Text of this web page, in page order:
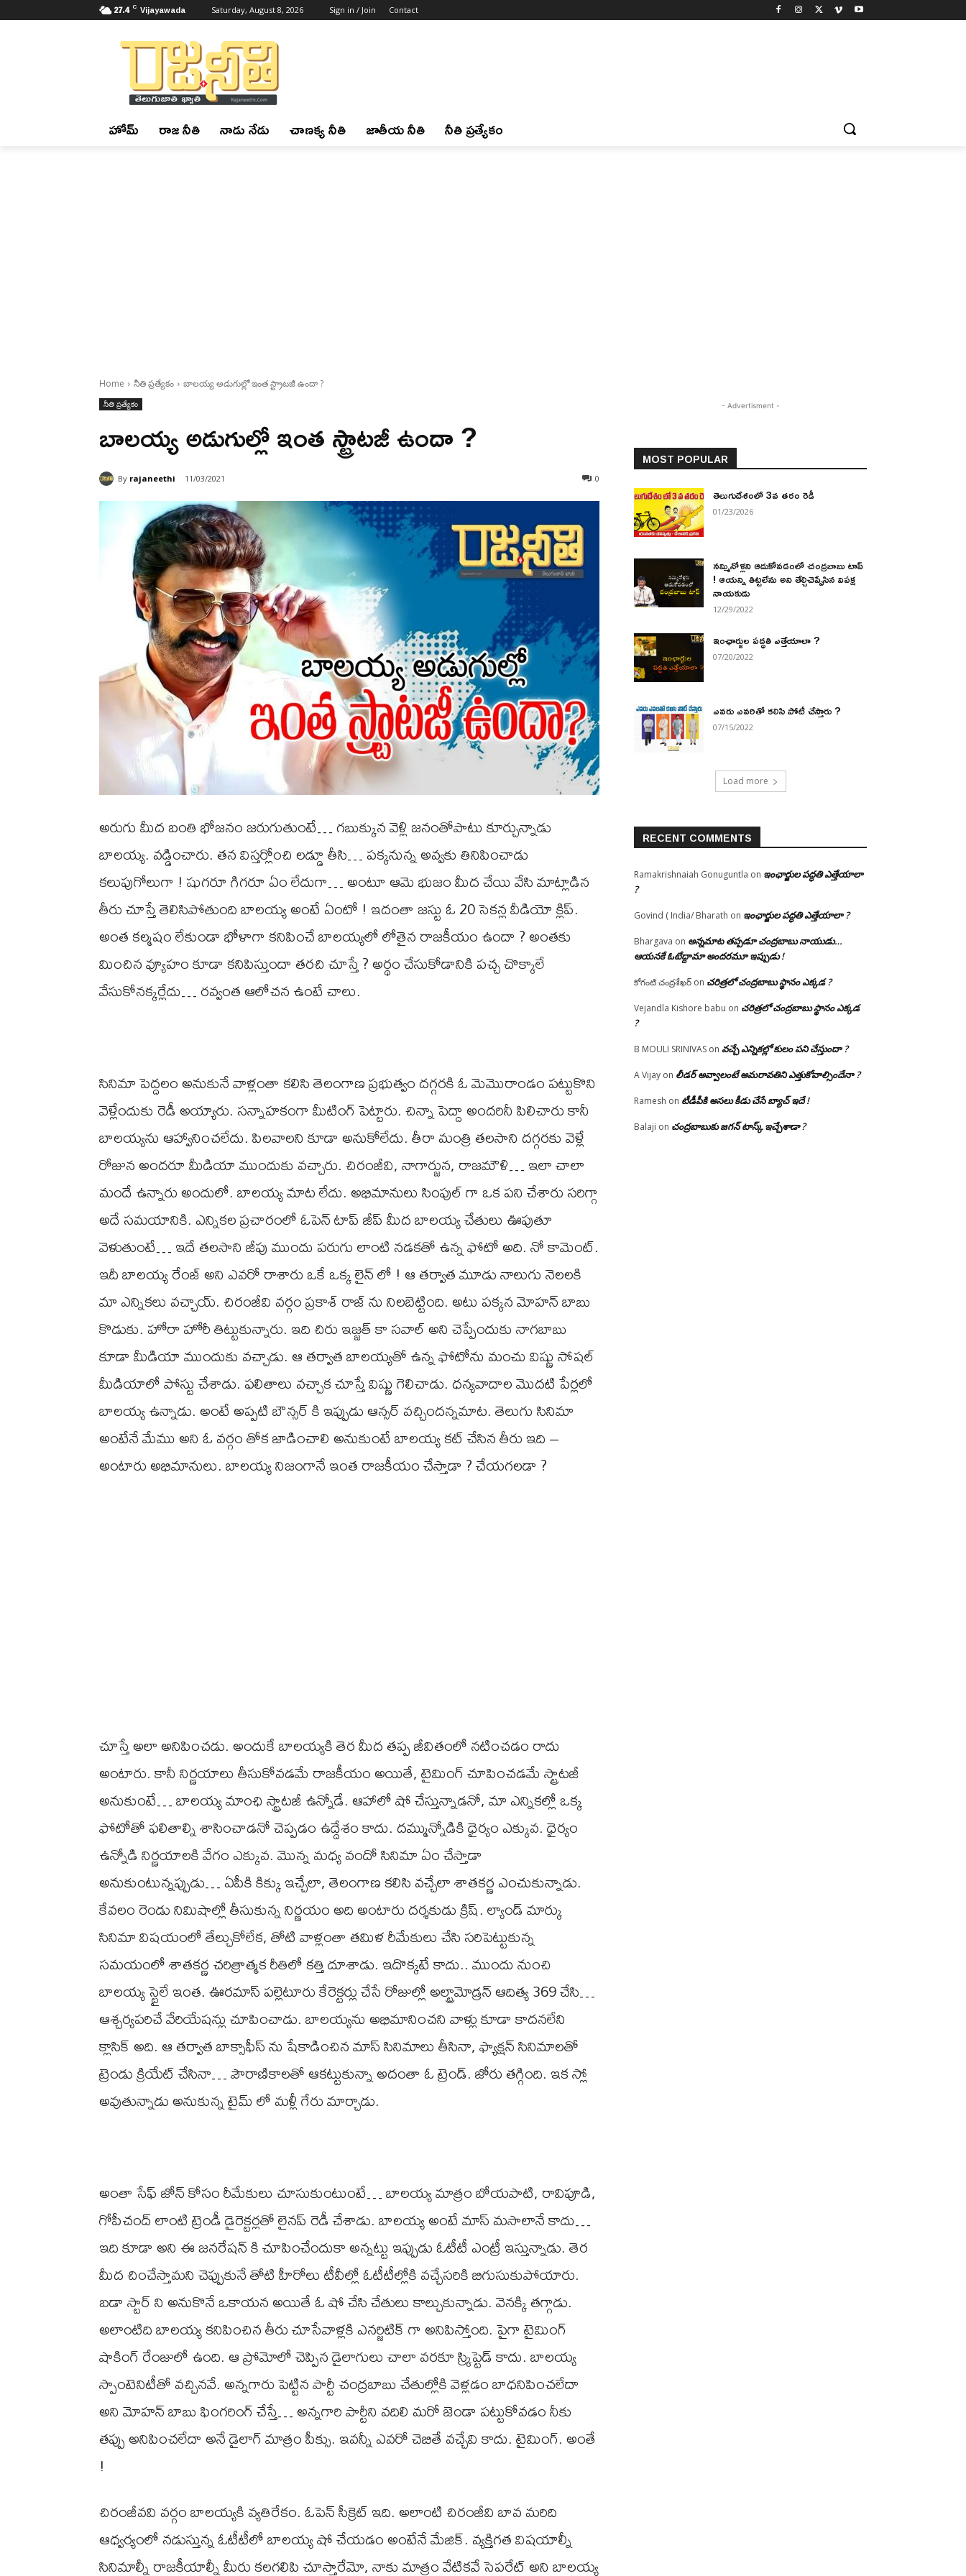
27.4 C Vijayawada Saturday, August 8, 2026 Sign in / Join Contact
హోమ్ రాజ నీతి నాడు నేడు చాణక్య నీతి జాతీయ నీతి నీతి ప్రత్యేకం
Home నీతి ప్రత్యేకం బాలయ్య అడుగుల్లో ఇంత స్ట్రాటజీ ఉందా ?
నీతి ప్రత్యేకం
బాలయ్య అడుగుల్లో ఇంత స్ట్రాటజీ ఉందా ?
By rajaneethi 11/03/2021 0
అరుగు మీద బంతి భోజనం జరుగుతుంటే… గబుక్కున వెళ్లి జనంతోపాటు కూర్చున్నాడు
బాలయ్య. వడ్డించారు. తన విస్తర్లోంచి లడ్డూ తీసి… పక్కనున్న అవ్వకు తినిపించాడు
కలుపుగోలుగా ! షుగరూ గిగరూ ఏం లేదుగా… అంటూ ఆమె భుజం మీద చేయి వేసి మాట్లాడిన
తీరు చూస్తే తెలిసిపోతుంది బాలయ్య అంటే ఏంటో ! ఇదంతా జస్టు ఓ 20 సెకన్ల వీడియో క్లిప్.
అంత కల్మషం లేకుండా భోళాగా కనిపించే బాలయ్యలో లోతైన రాజకీయం ఉందా ? అంతకు
మించిన వ్యూహం కూడా కనిపిస్తుందా తరచి చూస్తే ? అర్థం చేసుకోడానికి పచ్చ చొక్కాలే
వేసుకోనక్కర్లేదు… రవ్వంత ఆలోచన ఉంటే చాలు.
సినిమా పెద్దలం అనుకునే వాళ్లంతా కలిసి తెలంగాణ ప్రభుత్వం దగ్గరకి ఓ మెమొరాండం పట్టుకొని
వెళ్లేందుకు రెడీ అయ్యారు. సన్నాహకంగా మీటింగ్ పెట్టారు. చిన్నా పెద్దా అందరినీ పిలిచారు కానీ
బాలయ్యను ఆహ్వానించలేదు. పిలవాలని కూడా అనుకోలేదు. తీరా మంత్రి తలసాని దగ్గరకు వెళ్లే
రోజున అందరూ మీడియా ముందుకు వచ్చారు. చిరంజీవి, నాగార్జున, రాజమౌళి… ఇలా చాలా
మందే ఉన్నారు అందులో. బాలయ్య మాట లేదు. అభిమానులు సింపుల్ గా ఒక పని చేశారు సరిగ్గా
అదే సమయానికి. ఎన్నికల ప్రచారంలో ఓపెన్ టాప్ జీప్ మీద బాలయ్య చేతులు ఊపుతూ
వెళుతుంటే… ఇదే తలసాని జీపు ముందు పరుగు లాంటి నడకతో ఉన్న ఫోటో అది. నో కామెంట్.
ఇదీ బాలయ్య రేంజ్ అని ఎవరో రాశారు ఒకే ఒక్క లైన్ లో ! ఆ తర్వాత మూడు నాలుగు నెలలకి
మా ఎన్నికలు వచ్చాయ్. చిరంజీవి వర్గం ప్రకాశ్ రాజ్ ను నిలబెట్టింది. అటు పక్కన మోహన్ బాబు
కొడుకు. హోరా హోరీ తిట్టుకున్నారు. ఇది చిరు ఇజ్జత్ కా సవాల్ అని చెప్పేందుకు నాగబాబు
కూడా మీడియా ముందుకు వచ్చాడు. ఆ తర్వాత బాలయ్యతో ఉన్న ఫోటోను మంచు విష్ణు సోషల్
మీడియాలో పోస్టు చేశాడు. ఫలితాలు వచ్చాక చూస్తే విష్ణు గెలిచాడు. ధన్యవాదాల మొదటి పేర్లలో
బాలయ్య ఉన్నాడు. అంటే అప్పటి బౌన్సర్ కి ఇప్పుడు ఆన్సర్ వచ్చిందన్నమాట. తెలుగు సినిమా
అంటేనే మేము అని ఓ వర్గం తోక జాడించాలి అనుకుంటే బాలయ్య కట్ చేసిన తీరు ఇది –
అంటారు అభిమానులు. బాలయ్య నిజంగానే ఇంత రాజకీయం చేస్తాడా ? చేయగలడా ?
చూస్తే అలా అనిపించడు. అందుకే బాలయ్యకి తెర మీద తప్ప జీవితంలో నటించడం రాదు
అంటారు. కానీ నిర్ణయాలు తీసుకోవడమే రాజకీయం అయితే, టైమింగ్ చూపించడమే స్ట్రాటజీ
అనుకుంటే… బాలయ్య మాంఛి స్ట్రాటజీ ఉన్నోడే. ఆహాలో షో చేస్తున్నాడనో, మా ఎన్నికల్లో ఒక్క
ఫోటోతో ఫలితాల్ని శాసించాడనో చెప్పడం ఉద్దేశం కాదు. దమ్మున్నోడికి ధైర్యం ఎక్కువ. ధైర్యం
ఉన్నోడి నిర్ణయాలకి వేగం ఎక్కువ. మొన్న మధ్య వందో సినిమా ఏం చేస్తాడా
అనుకుంటున్నప్పుడు… ఏపీకి కిక్కు ఇచ్చేలా, తెలంగాణ కలిసి వచ్చేలా శాతకర్ణ ఎంచుకున్నాడు.
కేవలం రెండు నిమిషాల్లో తీసుకున్న నిర్ణయం అది అంటారు దర్శకుడు క్రిష్. ల్యాండ్ మార్కు
సినిమా విషయంలో తేల్చుకోలేక, తోటి వాళ్లంతా తమిళ రీమేకులు చేసి సరిపెట్టుకున్న
సమయంలో శాతకర్ణ చరిత్రాత్మక రీతిలో కత్తి దూశాడు. ఇదొక్కటే కాదు.. ముందు నుంచి
బాలయ్య స్టైలే ఇంత. ఊరమాస్ పల్లెటూరు కేరెక్టర్లు చేసే రోజుల్లో అల్ట్రామోడ్రన్ ఆదిత్య 369 చేసి…
ఆశ్చర్యపరిచే వేరియేషన్లు చూపించాడు. బాలయ్యను అభిమానించని వాళ్లు కూడా కాదనలేని
క్లాసిక్ అది. ఆ తర్వాత బాక్సాఫీస్ ను షేకాడించిన మాస్ సినిమాలు తీసినా, ఫ్యాక్షన్ సినిమాలతో
ట్రెండు క్రియేట్ చేసినా… పౌరాణికాలతో ఆకట్టుకున్నా అదంతా ఓ ట్రెండ్. జోరు తగ్గింది. ఇక స్లో
అవుతున్నాడు అనుకున్న టైమ్ లో మళ్లీ గేరు మార్చాడు.
అంతా సేఫ్ జోన్ కోసం రీమేకులు చూసుకుంటుంటే… బాలయ్య మాత్రం బోయపాటి, రావిపూడి,
గోపీచంద్ లాంటి ట్రెండీ డైరెక్టర్లతో లైనప్ రెడీ చేశాడు. బాలయ్య అంటే మాస్ మసాలానే కాదు…
ఇది కూడా అని ఈ జనరేషన్ కి చూపించేందుకా అన్నట్టు ఇప్పుడు ఓటీటీ ఎంట్రీ ఇస్తున్నాడు. తెర
మీద చించేస్తామని చెప్పుకునే తోటి హీరోలు టీవీల్లో ఓటీటీల్లోకి వచ్చేసరికి బిగుసుకుపోయారు.
బడా స్టార్ ని అనుకొనే ఒకాయన అయితే ఓ షో చేసి చేతులు కాల్చుకున్నాడు. వెనక్కి తగ్గాడు.
అలాంటిది బాలయ్య కనిపించిన తీరు చూసేవాళ్లకి ఎనర్జిటిక్ గా అనిపిస్తోంది. పైగా టైమింగ్
షాకింగ్ రేంజులో ఉంది. ఆ ప్రోమోలో చెప్పిన డైలాగులు చాలా వరకూ స్క్రిప్టెడ్ కాదు. బాలయ్య
స్పాంటెనిటీతో వచ్చినవే. అన్నగారు పెట్టిన పార్టీ చంద్రబాబు చేతుల్లోకి వెళ్లడం బాధనిపించలేదా
అని మోహన్ బాబు ఫింగరింగ్ చేస్తే… అన్నగారి పార్టీని వదిలి మరో జెండా పట్టుకోవడం నీకు
తప్పు అనిపించలేదా అనే డైలాగ్ మాత్రం పీక్సు. ఇవన్నీ ఎవరో చెబితే వచ్చేవి కాదు. టైమింగ్. అంతే
!
చిరంజీవవి వర్గం బాలయ్యకి వ్యతిరేకం. ఓపెన్ సీక్రెట్ ఇది. అలాంటి చిరంజీవి బావ మరిది
ఆధ్వర్యంలో నడుస్తున్న ఓటీటీలో బాలయ్య షో చేయడం అంటేనే మేజిక్. వ్యక్తిగత విషయాల్నీ
సినిమాల్నీ రాజకీయాల్నీ మీరు కలగలిపి చూస్తారేమో, నాకు మాత్రం వేటికవే సెపరేట్ అని బాలయ్య
- Advertisment -
MOST POPULAR
తెలుగుదేశంలో 3వ తరం రెడీ
01/23/2026
నమ్మినోళ్లని ఆదుకోవడంలో చంద్రబాబు టాప్
! ఆయన్ని తిట్టలేను అని తేల్చిచెప్పేసిన విపక్ష
నాయకుడు
12/29/2022
ఇంఛార్జుల పద్ధతి ఎత్తేయాలా ?
07/20/2022
ఎవరు ఎవరితో కలిసి పోటీ చేస్తారు ?
07/15/2022
Load more
RECENT COMMENTS
Ramakrishnaiah Gonuguntla on ఇంఛార్జుల పద్ధతి ఎత్తేయాలా
?
Govind ( India/ Bharath on ఇంఛార్జుల పద్ధతి ఎత్తేయాలా ?
Bhargava on అన్నమాట తప్పడూ చంద్రబాబు నాయుడు…
ఆయనకే ఓటేద్దామా అందరమూ ఇప్పుడు !
కోగంటి చంద్రశేఖర్ on చరిత్రలో చంద్రబాబు స్థానం ఎక్కడ ?
Vejandla Kishore babu on చరిత్రలో చంద్రబాబు స్థానం ఎక్కడ
?
B MOULI SRINIVAS on వచ్చే ఎన్నికల్లో కులం పని చేస్తుందా ?
A Vijay on లీడర్ అవ్వాలంటే అమరావతిని ఎత్తుకోవాల్సిందేనా ?
Ramesh on టీడీపీకి అసలు కీడు చేసే బ్యాచ్ ఇదే !
Balaji on చంద్రబాబుకు జగన్ టాస్క్ ఇచ్చేశాడా ?